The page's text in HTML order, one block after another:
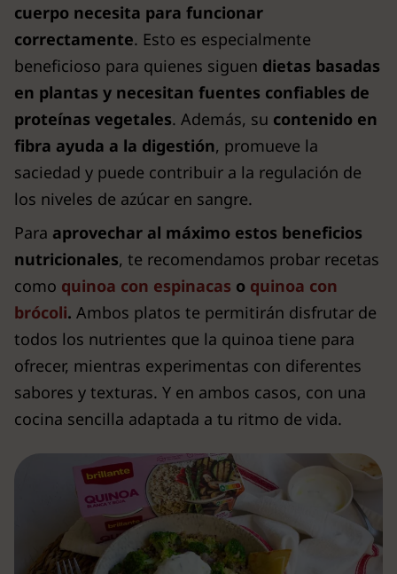
cuerpo necesita para funcionar
correctamente. Esto es especialmente
beneficioso para quienes siguen dietas basadas
en plantas y necesitan fuentes confiables de
proteínas vegetales. Además, su contenido en
fibra ayuda a la digestión, promueve la
saciedad y puede contribuir a la regulación de
los niveles de azúcar en sangre.
Para aprovechar al máximo estos beneficios
nutricionales, te recomendamos probar recetas
como quinoa con espinacas o quinoa con
brócoli. Ambos platos te permitirán disfrutar de
todos los nutrientes que la quinoa tiene para
ofrecer, mientras experimentas con diferentes
sabores y texturas. Y en ambos casos, con una
cocina sencilla adaptada a tu ritmo de vida.